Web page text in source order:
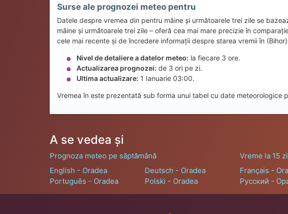
Surse ale prognozei meteo pentru
Datele despre vremea din pentru mâine și următoarele trei zile se
mâine și următoarele trei zile – oferă cea mai mare precizie în
cele mai recente și de încredere informații despre starea vremii în
Nivel de detaliere a datelor meteo: la fiecare 3 ore.
Actualizarea prognozei: de 3 ori pe zi.
Ultima actualizare: 1 Ianuarie 03:00.
Vremea în este prezentată sub forma unui tabel cu date meteorologice
A se vedea și
Prognoza meteo pe săptămână Vreme la 15
English - Oradea
Deutsch - Oradea Français -
Português - Oradea
Polski - Oradea Русский -